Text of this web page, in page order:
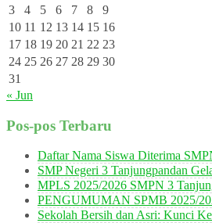
3
4 5 6 7 8
9
10 11 12 13 14 15 16
17 18 19 20 21 22 23
24 25 26 27 28 29 30
31
« Jun
Pos-pos Terbaru
Daftar Nama Siswa Diterima
SMP Negeri 3 Tanjungpandan
MPLS 2025/2026 SMPN 3
PENGUMUMAN SPMB 2025/
Sekolah Bersih dan Asri: Kunci